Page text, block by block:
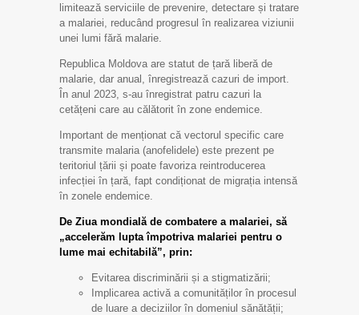
limitează serviciile de prevenire, detectare și tratare
a malariei, reducând progresul în realizarea viziunii
unei lumi fără malarie.
Republica Moldova are statut de țară liberă de
malarie, dar anual, înregistrează cazuri de import.
În anul 2023, s-au înregistrat patru cazuri la
cetățeni care au călătorit în zone endemice.
Important de menționat că vectorul specific care
transmite malaria (anofelidele) este prezent pe
teritoriul țării și poate favoriza reintroducerea
infecției în țară, fapt condiționat de migrația intensă
în zonele endemice.
De Ziua mondială de combatere a malariei, să
„accelerăm lupta împotriva malariei pentru o
lume mai echitabilă”, prin:
Evitarea discriminării și a stigmatizării;
Implicarea activă a comunităților în procesul
de luare a deciziilor în domeniul sănătății;